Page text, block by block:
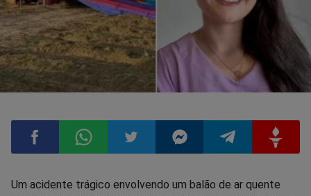
CompartilharCompartilharCompartilharCompartilharCompartilhar
Um acidente trágico envolvendo um balão de ar quente